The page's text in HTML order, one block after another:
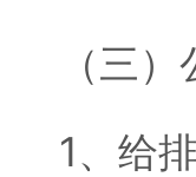
（三
1、给